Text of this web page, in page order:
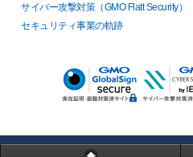
サイバー攻撃対策（GMO Flatt Security）
セキュリティ事業の軌跡